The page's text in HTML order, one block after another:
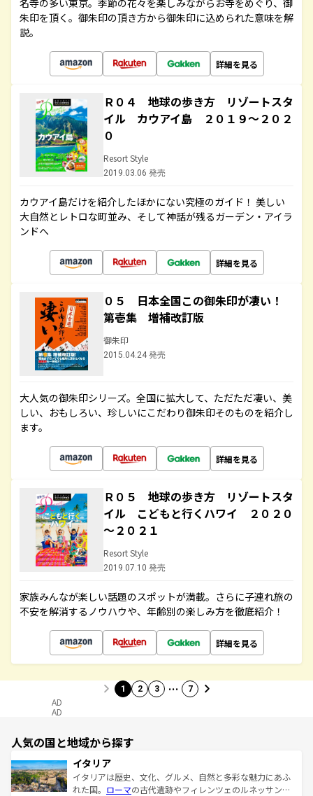
名寺の多い東京。季節の花々を楽しみながらお寺をめぐり、御
朱印を頂く。御朱印の頂き方から御朱印に込められた意味を解
説。
詳細を見る
Ｒ０４ 地球の歩き方 リゾートスタ
イル カウアイ島 ２０１９～２０２
０
Resort Style
2019.03.06 発売
カウアイ島だけを紹介したほかにない究極のガイド！ 美しい
大自然とレトロな町並み、そして神話が残るガーデン・アイラ
ンドへ
詳細を見る
０５ 日本全国この御朱印が凄い！
第壱集 増補改訂版
御朱印
2015.04.24 発売
大人気の御朱印シリーズ。全国に拡大して、ただただ凄い、美
しい、おもしろい、珍しいにこだわり御朱印そのものを紹介し
ます。
詳細を見る
Ｒ０５ 地球の歩き方 リゾートスタ
イル こどもと行くハワイ ２０２０
～２０２１
Resort Style
2019.07.10 発売
家族みんなが楽しい話題のスポットが満載。さらに子連れ旅の
不安を解消するノウハウや、年齢別の楽しみ方を徹底紹介！
詳細を見る
1 2 3 … 7
AD
AD
人気の国と地域から探す
イタリア
イタリアは歴史、文化、グルメ、自然と多彩な魅力にあふ
れた国。 ローマの古代遺跡やフィレンツェのルネッサンス